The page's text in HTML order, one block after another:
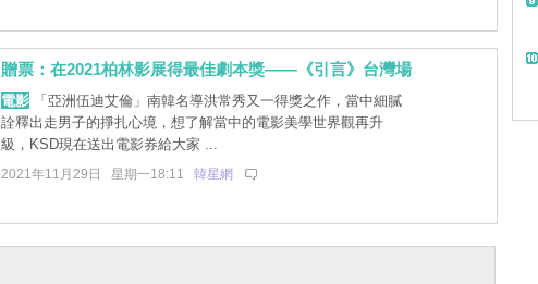
贈票：在2021柏林影展得最佳劇本獎——《引言》台灣場
電影「亞洲伍迪艾倫」南韓名導洪常秀又一得獎之作，當中細膩
詮釋出走男子的掙扎心境，想了解當中的電影美學世界觀再升
級，KSD現在送出電影券給大家 ...
2021年11月29日 星期一18:11 韓星網